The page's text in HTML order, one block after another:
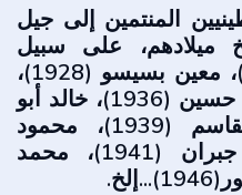
المنتمين إلى جيل
ميلادهم، على سبيل
المثال: حنا أبو حنا (1928)، معين بسيسو (1928)،
توفيق زياد (1929)، راشد حسين (1936)، خالد أبو
خالد (1937)، سميح القاسم (1939)، محمود
درويش (1941)، سالم جبران (1941)، محمد